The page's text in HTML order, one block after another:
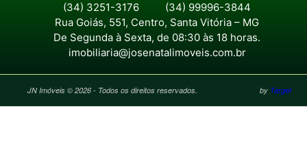
(34) 3251-3176
(34) 99996-3844
Rua Goiás, 551, Centro, Santa Vitória – MG
De Segunda à Sexta, de 08:30 às 18 horas.
imobiliaria@josenatalimoveis.com.br
JN Imóveis © 2026 - Todos os direitos reservados. by Target